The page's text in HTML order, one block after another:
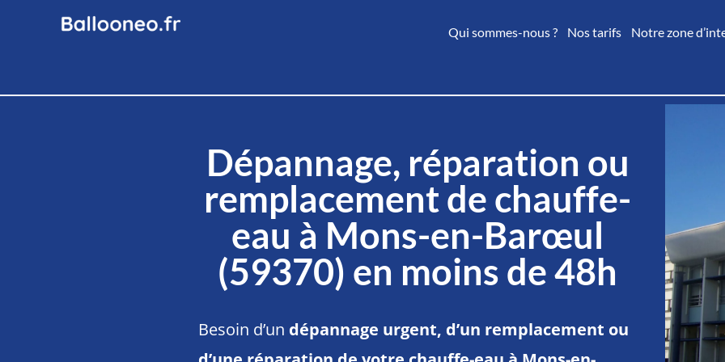
Qui sommes-nous ? Nos tarifs Notre zone
Dépannage, réparation ou
remplacement de chauffe-
eau à Mons-en-Barœul
(59370) en moins de 48h
Besoin d’un dépannage urgent, d’un remplacement ou